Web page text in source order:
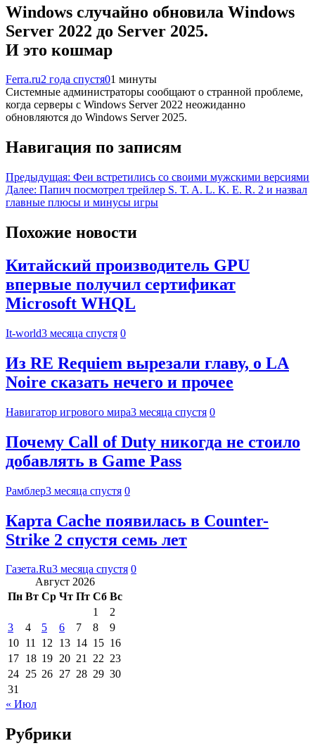
Windows случайно обновила Windows
Server 2022 до Server 2025.
И это кошмар
Ferra.ru2 года спустя01 минуты
Системные администраторы сообщают о странной проблеме,
когда серверы с Windows Server 2022 неожиданно
обновляются до Windows Server 2025.
Навигация по записям
Предыдущая: Феи встретились со своими мужскими версиями
Далее: Папич посмотрел трейлер S. T. A. L. K. E. R. 2 и назвал
главные плюсы и минусы игры
Похожие новости
Китайский производитель GPU
впервые получил сертификат
Microsoft WHQL
It-world3 месяца спустя 0
Из RE Requiem вырезали главу, о LA
Noire сказать нечего и прочее
Навигатор игрового мира3 месяца спустя 0
Почему Call of Duty никогда не стоило
добавлять в Game Pass
Рамблер3 месяца спустя 0
Карта Cache появилась в Counter-
Strike 2 спустя семь лет
Газета.Ru3 месяца спустя 0
Август 2026
Пн Вт Ср Чт Пт Сб Вс
1
2
3
4 5 6 7 8
9
10 11 12 13 14 15 16
17 18 19 20 21 22 23
24 25 26 27 28 29 30
31
« Июл
Рубрики